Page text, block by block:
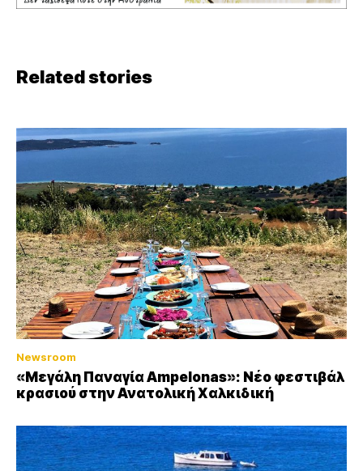
Related stories
Newsroom
«Μεγάλη Παναγία Ampelonas»: Νέο φεστιβάλ
κρασιού στην Ανατολική Χαλκιδική